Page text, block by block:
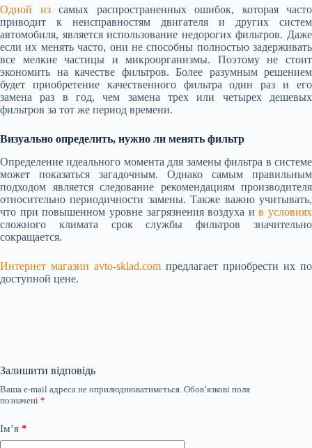
Одной изсамых распространенных ошибок, которая часто
приводит к неисправностям двигателя и других систем
автомобиля, является использование недорогих фильтров. Даже
если их менять часто, они не способны полностью задерживать
все мелкие частицы и микроорганизмы. Поэтому не стоит
экономить на качестве фильтров. Более разумным решением
будет приобретение качественного фильтра один раз и его
замена раз в год, чем замена трех или четырех дешевых
фильтров за тот же период времени.
Визуально определить, нужно ли менять фильтр
Определение идеального момента для замены фильтра в системе
может показаться загадочным. Однако самым правильным
подходом является следование рекомендациям производителя
относительно периодичности замены. Также важно учитывать,
что при повышенном уровне загрязнения воздуха ив условиях
сложного климата срок службы фильтров значительно
сокращается.
Интернет магазин avto-sklad.com предлагает приобрести их по
доступной цене.
Залишити відповідь
Ваша e-mail адреса не оприлюднюватиметься. Обов’язкові поля
позначені *
Ім’я *